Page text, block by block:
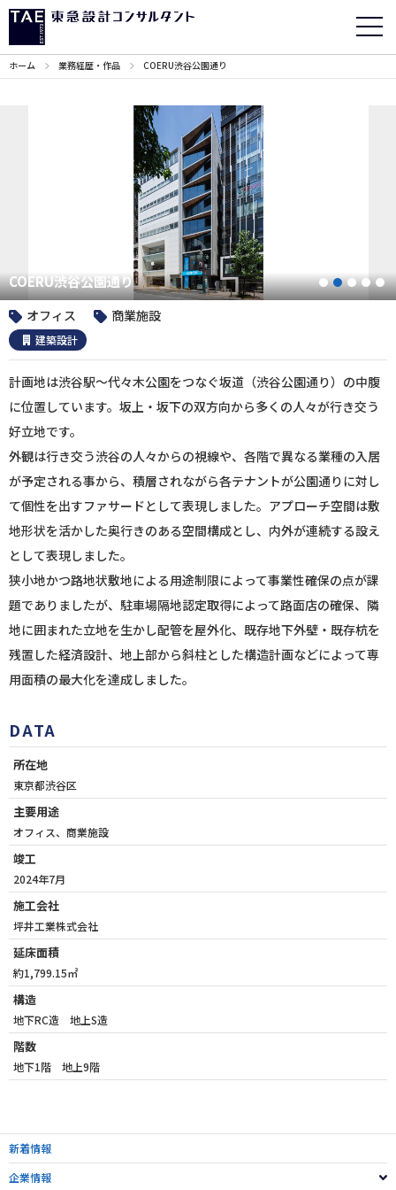
ホーム 業務経歴・作品 COERU渋谷公園通り
COERU渋谷公園通り 1 2 3 4
オフィス 商業施設
建築設計
計画地は渋谷駅～代々木公園をつなぐ坂道（渋谷公園通り）の中腹
に位置しています。坂上・坂下の双方向から多くの人々が行き交う
好立地です。
外観は行き交う渋谷の人々からの視線や、各階で異なる業種の入居
が予定される事から、積層されながら各テナントが公園通りに対し
て個性を出すファサードとして表現しました。アプローチ空間は敷
地形状を活かした奥行きのある空間構成とし、内外が連続する設え
として表現しました。
狭小地かつ路地状敷地による用途制限によって事業性確保の点が課
題でありましたが、駐車場隔地認定取得によって路面店の確保、隣
地に囲まれた立地を生かし配管を屋外化、既存地下外壁・既存杭を
残置した経済設計、地上部から斜柱とした構造計画などによって専
用面積の最大化を達成しました。
DATA
所在地
東京都渋谷区
主要用途
オフィス、商業施設
竣工
2024年7月
施工会社
坪井工業株式会社
延床面積
約1,799.15㎡
構造
地下RC造 地上S造
階数
地下1階 地上9階
新着情報
企業情報